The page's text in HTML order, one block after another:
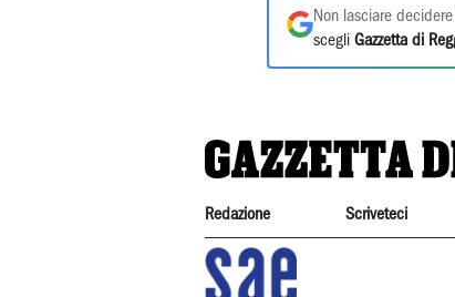
Non lasciare
scegli Gazzetta di
Redazione Scriveteci